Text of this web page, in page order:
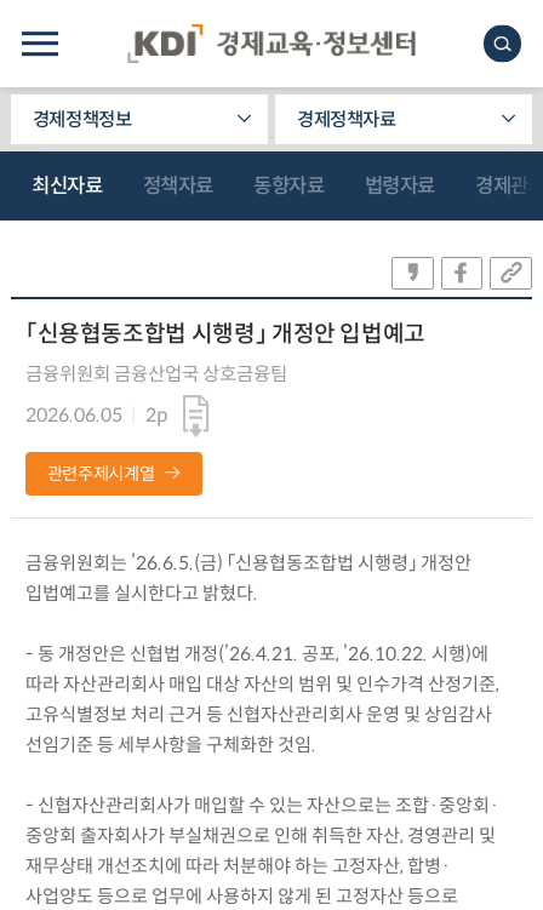
경제정책정보 경제정책자료
최신자료 정책자료 동향자료 법령자료 경제관
「신용협동조합법 시행령」 개정안 입법예고
금융위원회 금융산업국 상호금융팀
2026.06.05
2p
관련주제시계열
금융위원회는 ’26.6.5.(금) 「신용협동조합법 시행령」 개정안
입법예고를 실시한다고 밝혔다.
- 동 개정안은 신협법 개정(’26.4.21. 공포, ’26.10.22. 시행)에
따라 자산관리회사 매입 대상 자산의 범위 및 인수가격 산정기준,
고유식별정보 처리 근거 등 신협자산관리회사 운영 및 상임감사
선임기준 등 세부사항을 구체화한 것임.
- 신협자산관리회사가 매입할 수 있는 자산으로는 조합·중앙회·
중앙회 출자회사가 부실채권으로 인해 취득한 자산, 경영관리 및
재무상태 개선조치에 따라 처분해야 하는 고정자산, 합병·
사업양도 등으로 업무에 사용하지 않게 된 고정자산 등으로